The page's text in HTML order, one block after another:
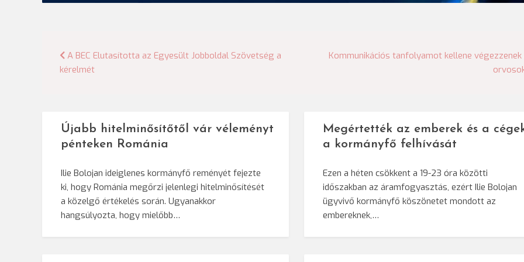
Bejegyzés
A BEC Elutasította az Egyesült Jobboldal Szövetség a
kérelmét
Kommunikációs tanfolyamot kellene végezzenek
Újabb hitelminősítőtől vár véleményt
pénteken Románia
Ilie Bolojan ideiglenes kormányfő reményét fejezte
ki, hogy Románia megőrzi jelenlegi hitelminősítését
a közelgő értékelés során. Ugyanakkor
hangsúlyozta, hogy mielőbb…
Megértették az emberek és a
a kormányfő felhívását
Ezen a héten csökkent a 19-23 óra közötti
időszakban az áramfogyasztás, ezért Ilie Bolojan
ügyvivő kormányfő köszönetet mondott az
embereknek,…